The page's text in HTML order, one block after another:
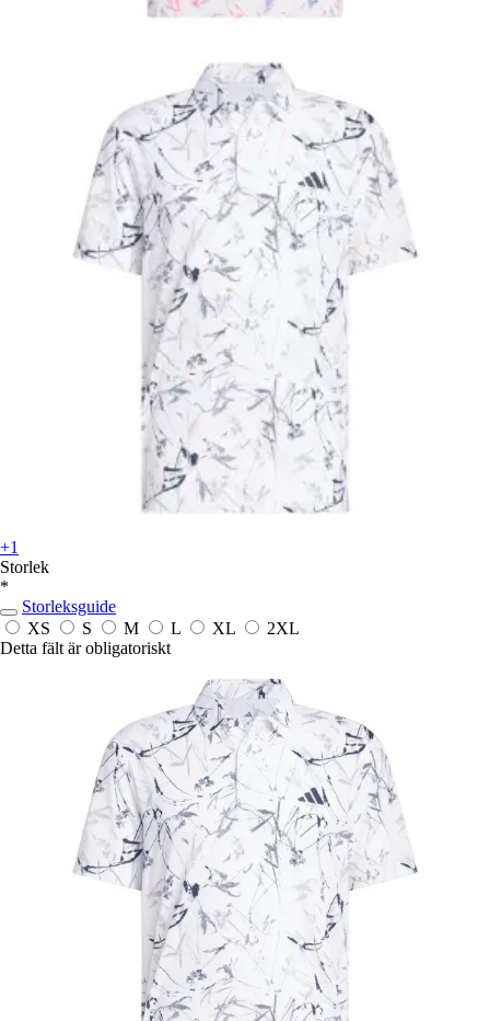
+1
Storlek
*
Storleksguide
XS
S M L XL
2XL
Detta fält är obligatoriskt